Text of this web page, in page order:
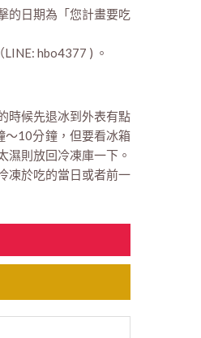
的日期為「您計畫要吃
hbo4377 ) 。
時候先退冰到外表有點
～10分鐘，但要看冰箱
濕則放回冷凍庫一下。
凍於吃的當日或者前一